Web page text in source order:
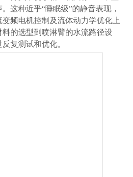
这种近乎“睡眠级”的静音表现，
变频电机控制及流体动力学优化上
的选型到喷淋臂的水流路径设
复测试和优化。